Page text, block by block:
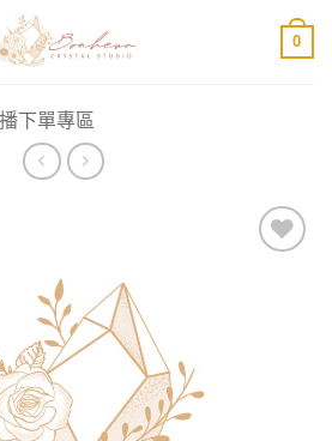
0
下單專區